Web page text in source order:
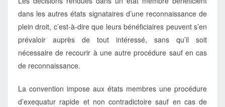
dans les autres états signataires d’une reconnaissance de
plein droit, c’est-à-dire que leurs bénéficiaires peuvent s’en
prévaloir auprès de tout intéressé, sans qu’il soit
nécessaire de recourir à une autre procédure sauf en cas
de reconnaissance.
La convention impose aux états membres une procédure
d’exequatur rapide et non contradictoire sauf en cas de